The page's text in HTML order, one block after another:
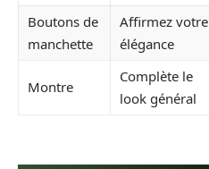
Boutons de
manchette
Affirmez votre
élégance
Montre
Complète le
look général